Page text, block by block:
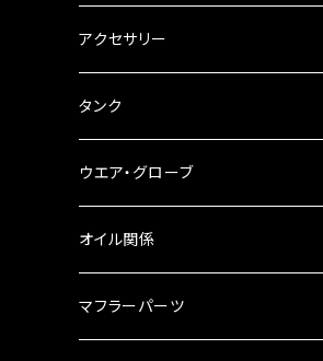
ステアリングダンパー
ブレーキ・クラッチレバー
スマホホルダー
ツールバッグ
サイドバッグ
サイドバッグサポート
リアBOX
ハードケース
アクセサリー
USB電源
電装系
タンク
タンク本体
タンクキャップ
タンクシール
ウエア・グローブ
オイル関係
4スト用エンジンオイル
マフラーパーツ